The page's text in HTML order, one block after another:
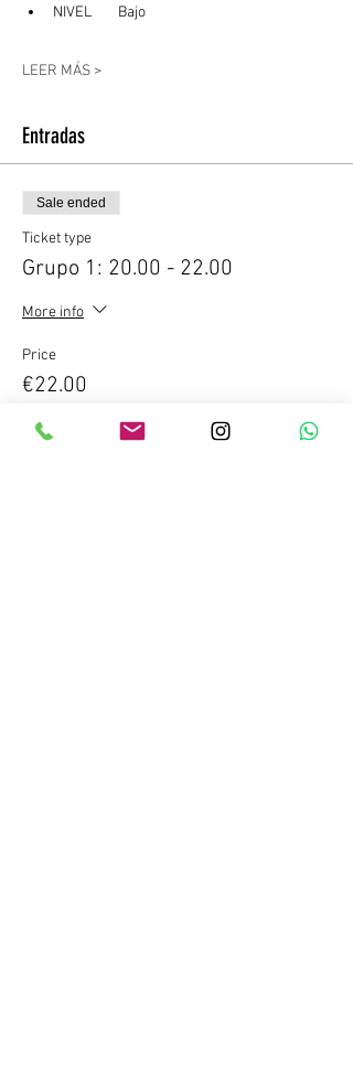
NIVEL        Bajo
LEER MÁS >
Entradas
Sale ended
Ticket type
Grupo 1: 20.00 - 22.00
More info
Price
€22.00